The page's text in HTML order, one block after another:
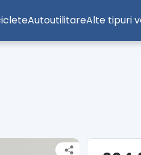
AutoutilitareAlte tipuri